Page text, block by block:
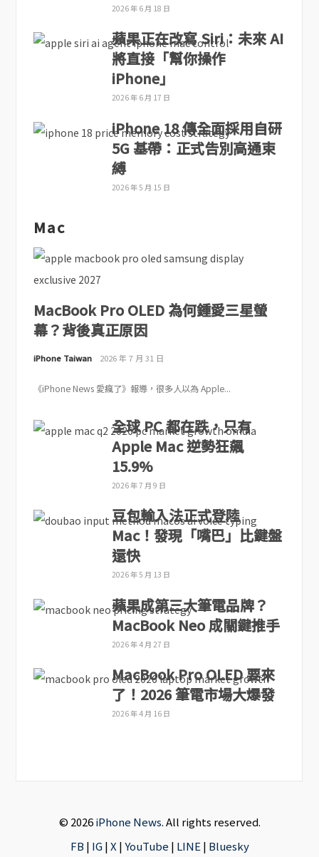
2026 年 6 月 18 日
蘋果正在改寫 Siri：未來 AI
將直接「幫你操作
iPhone」
2026 年 6 月 17 日
iPhone 18 傳全面採用自研
5G 基帶：正式告別高通束
縛
2026 年 5 月 15 日
Mac
MacBook Pro OLED 為何鍾愛三星螢
幕？背後真正原因
iPhone Taiwan 2026 年 7 月 31 日
《iPhone News 愛瘋了》報導，很多人以為 Apple...
全球 PC 都在跌，只有
Apple Mac 逆勢狂飆
15.9%
2026 年 7 月 9 日
豆包輸入法正式登陸
Mac！發現「嘴巴」比鍵盤
還快
2026 年 5 月 13 日
蘋果成第三大筆電品牌？
MacBook Neo 成關鍵推手
2026 年 4 月 27 日
MacBook Pro OLED 要來
了！2026 筆電市場大爆發
2026 年 4 月 16 日
© 2026iPhone News. All rights reserved.
FB | IG|X |YouTube | LINE | Bluesky